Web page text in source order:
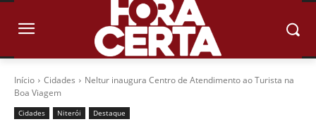
Início Cidades
Neltur inaugura Centro de Atendimento ao Turista na
Boa Viagem
Cidades Niterói Destaque